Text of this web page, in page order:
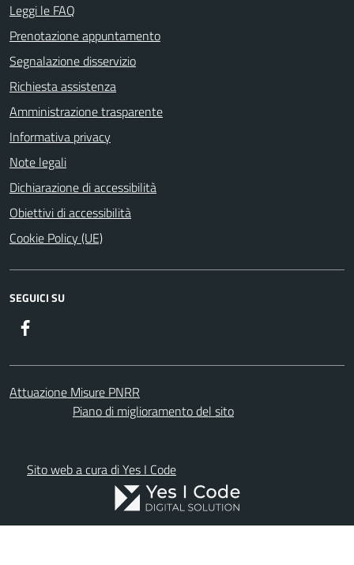
Leggi le FAQ
Prenotazione appuntamento
Segnalazione disservizio
Richiesta assistenza
Amministrazione trasparente
Informativa privacy
Note legali
Dichiarazione di accessibilità
Obiettivi di accessibilità
Cookie Policy (UE)
SEGUICI SU
Attuazione Misure PNRR
Piano di miglioramento del sito
Sito web a cura di Yes I Code